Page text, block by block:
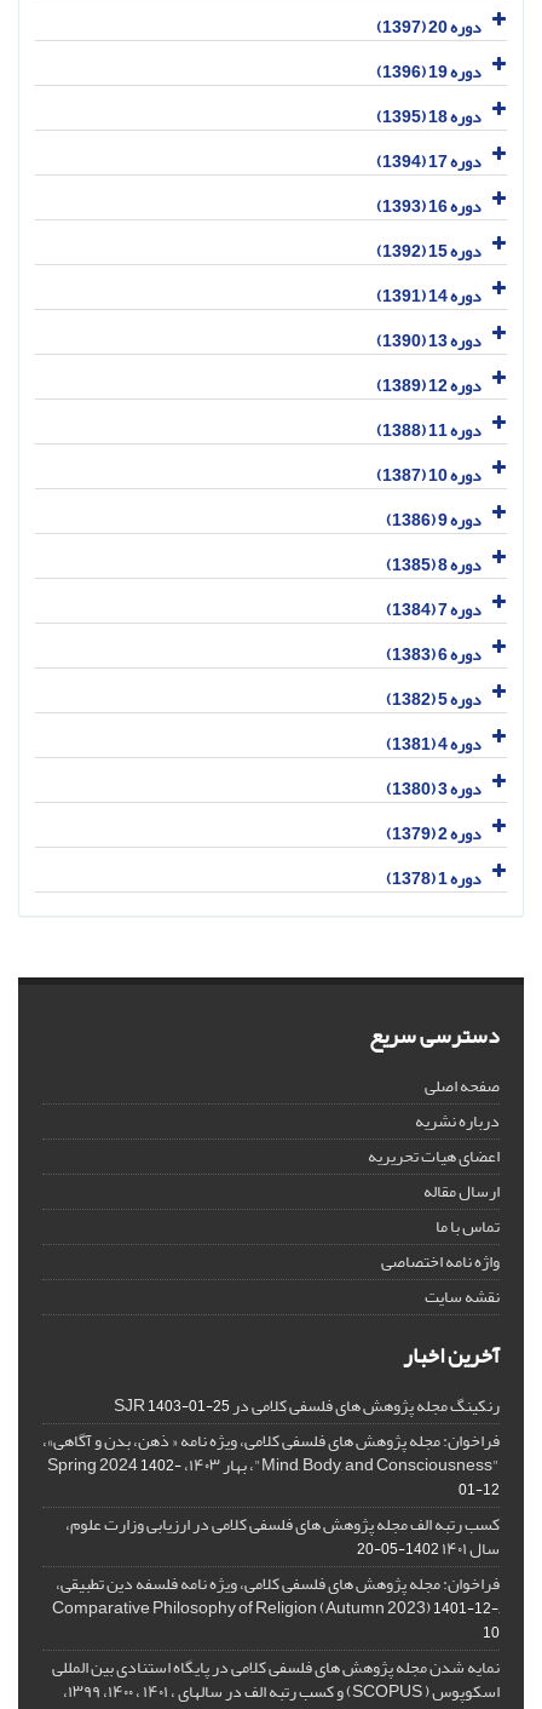
دوره 20 (1397)
دوره 19 (1396)
دوره 18 (1395)
دوره 17 (1394)
دوره 16 (1393)
دوره 15 (1392)
دوره 14 (1391)
دوره 13 (1390)
دوره 12 (1389)
دوره 11 (1388)
دوره 10 (1387)
دوره 9 (1386)
دوره 8 (1385)
دوره 7 (1384)
دوره 6 (1383)
دوره 5 (1382)
دوره 4 (1381)
دوره 3 (1380)
دوره 2 (1379)
دوره 1 (1378)
دسترسی سریع
صفحه اصلی
درباره نشریه
اعضای هیات تحریریه
ارسال مقاله
تماس با ما
واژه نامه اختصاصی
نقشه سایت
آخرین اخبار
رنکینگ مجله پژوهش های فلسفی کلامی در SJR1403-01-25
فراخوان: مجله پژوهش های فلسفی کلامی، ویژه نامه « ذهن، بدن و آگاهی»،
"Mind, Body, and Consciousness"، بهار ۱۴۰۳، Spring 2024
1402-
01-12
کسب رتبه الف مجله پژوهش های فلسفی کلامی در ارزیابی وزارت علوم،
سال ۱۴۰۱ 1402-05-20
فراخوان: مجله پژوهش های فلسفی کلامی، ویژه نامه فلسفه دین تطبیقی،
,Comparative Philosophy of Religion (Autumn 2023)
1401-12-
10
نمایه شدن مجله پژوهش های فلسفی کلامی در پایگاه استنادی بین المللی
اسکوپوس ( SCOPUS) و کسب رتبه الف در سالهای ، ۱۴۰۱ ، ۱۴۰۰، ۱۳۹۹،